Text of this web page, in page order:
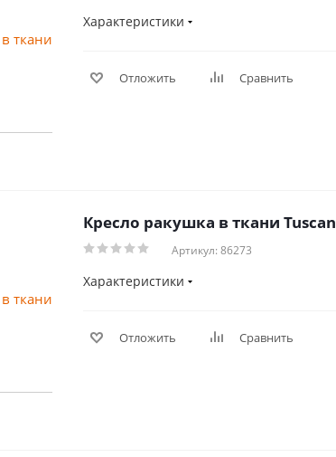
Характеристики
Отложить Сравнить
Кресло ракушка в ткани Tuscan
Артикул: 86273
Характеристики
Отложить Сравнить